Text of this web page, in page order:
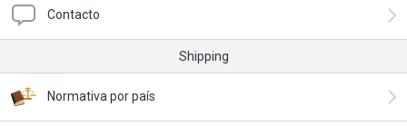
Contacto
Shipping
Normativa por país